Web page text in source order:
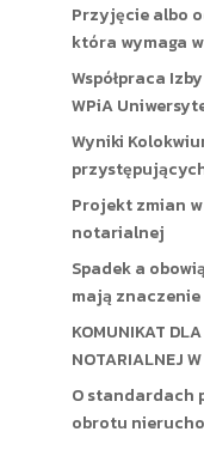
Przyjęcie albo
która wymaga
Współpraca
WPiA
Wyniki
Projekt zmian
notarialnej
Spadek a
mają znaczenie
KOMUNIKAT
NOTARIALNEJ
O standardach
obrotu